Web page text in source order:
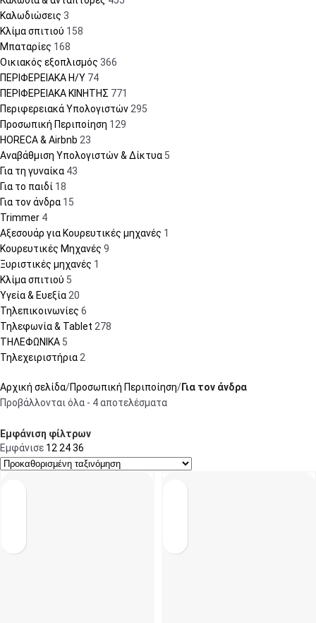
Καλωδιώσεις 3
Κλίμα σπιτιού 158
Μπαταρίες 168
Οικιακός εξοπλισμός 366
ΠΕΡΙΦΕΡΕΙΑΚΑ Η/Υ 74
ΠΕΡΙΦΕΡΕΙΑΚΑ ΚΙΝΗΤΗΣ 771
Περιφερειακά Υπολογιστών295
Προσωπική Περιποίηση 129
HORECA & Airbnb 23
Αναβάθμιση Υπολογιστών & Δίκτυα 5
Για τη γυναίκα 43
Για το παιδί 18
Για τον άνδρα 15
Trimmer 4
Αξεσουάρ για Κουρευτικές μηχανές 1
Κουρευτικές Μηχανές 9
Ξυριστικές μηχανές 1
Κλίμα σπιτιού 5
Υγεία & Ευεξία20
Τηλεπικοινωνίες 6
Τηλεφωνία & Tablet 278
ΤΗΛΕΦΩΝΙΚΑ 5
Τηλεχειριστήρια2
Αρχική σελίδα Προσωπική Περιποίηση
Για τον άνδρα
Προβάλλονται όλα - 4 αποτελέσματα
Εμφάνιση φίλτρων
Εμφάνισε 122436